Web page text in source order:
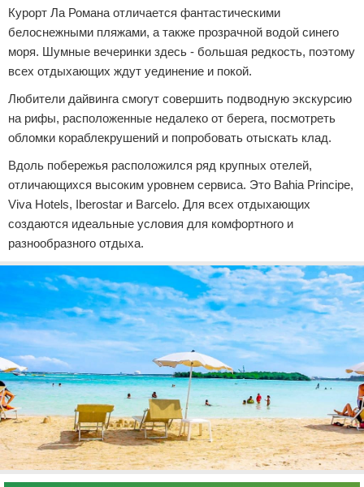
Курорт Ла Романа отличается фантастическими
белоснежными пляжами, а также прозрачной водой синего
моря. Шумные вечеринки здесь - большая редкость, поэтому
всех отдыхающих ждут уединение и покой.
Любители дайвинга смогут совершить подводную экскурсию
на рифы, расположенные недалеко от берега, посмотреть
обломки кораблекрушений и попробовать отыскать клад.
Вдоль побережья расположился ряд крупных отелей,
отличающихся высоким уровнем сервиса. Это Bahia Principe,
Viva Hotels, Iberostar и Barcelo. Для всех отдыхающих
создаются идеальные условия для комфортного и
разнообразного отдыха.